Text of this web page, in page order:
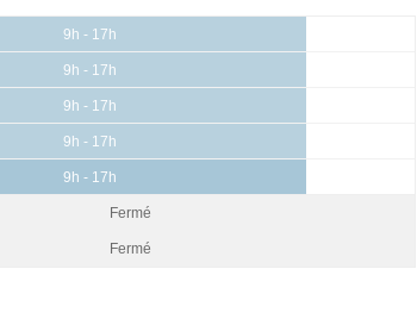
9h - 17h
9h - 17h
9h - 17h
9h - 17h
9h - 17h
Fermé
Fermé